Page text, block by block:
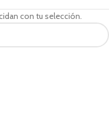
con tu selección.